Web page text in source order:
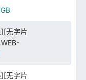
无字片
无字片